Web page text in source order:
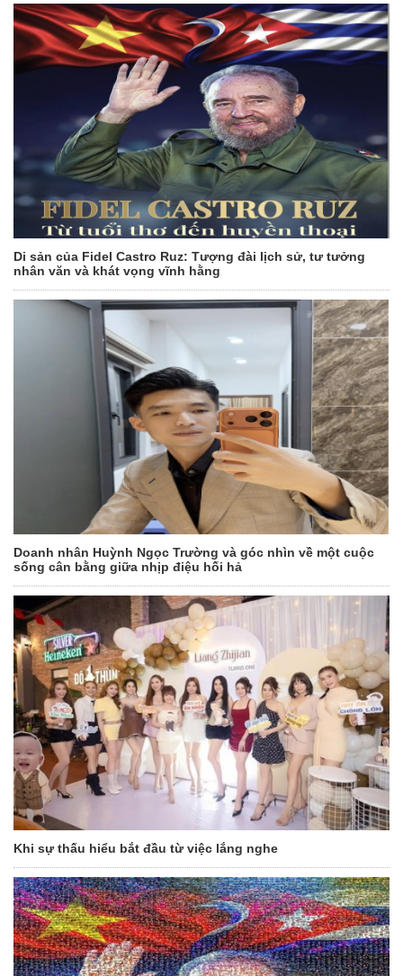
Di sản của Fidel Castro Ruz: Tượng đài lịch sử, tư tưởng
nhân văn và khát vọng vĩnh hằng
Doanh nhân Huỳnh Ngọc Trường và góc nhìn về một cuộc
sống cân bằng giữa nhịp điệu hối hả
Khi sự thấu hiểu bắt đầu từ việc lắng nghe